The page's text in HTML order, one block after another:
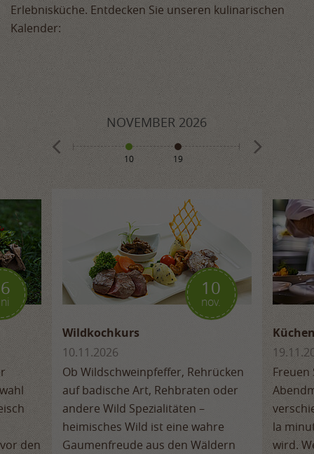
Erlebnisküche. Entdecken Sie unseren kulinarischen
Kalender:
NOVEMBER2026
10 19 8 10
den
10
nov.
Wildkochkurs
10.11.2026
Ob Wildschweinpfeffer, Rehrücken
auf badische Art, Rehbraten oder
andere Wild Spezialitäten –
heimisches Wild ist eine wahre
Gaumenfreude aus den Wäldern
Freuen
la
wird.